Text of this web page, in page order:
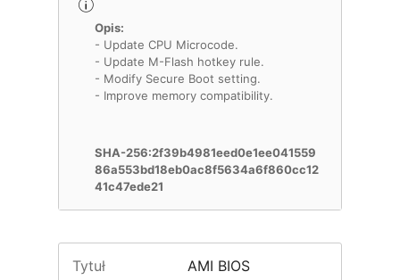
Opis:
- Update CPU Microcode.
- Update M-Flash hotkey rule.
- Modify Secure Boot setting.
- Improve memory compatibility.
SHA-256:2f39b4981eed0e1ee041559
86a553bd18eb0ac8f5634a6f860cc12
41c47ede21
Tytuł AMI BIOS